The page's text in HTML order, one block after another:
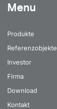
Menu
Produkte
Referenzobjekte
Investor
Firma
Download
Kontakt